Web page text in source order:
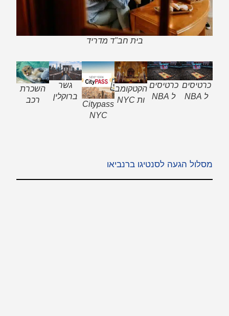
בית חב"ד מדריד
כרטיסים
ל NBA
כרטיסים
ל NBA
הקטקומב
ות NYC
Citypass
NYC
גשר
ברוקלין
השכרת
רכב
מסלול הגעה לסנטיגו ברנביאו